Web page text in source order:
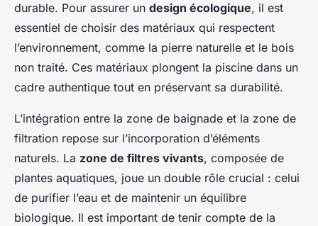
durable. Pour assurer un design écologique, il est
essentiel de choisir des matériaux qui respectent
l’environnement, comme la pierre naturelle et le bois
non traité. Ces matériaux plongent la piscine dans un
cadre authentique tout en préservant sa durabilité.
L’intégration entre la zone de baignade et la zone de
filtration repose sur l’incorporation d’éléments
naturels. La zone de filtres vivants, composée de
plantes aquatiques, joue un double rôle crucial : celui
de purifier l’eau et de maintenir un équilibre
biologique. Il est important de tenir compte de la